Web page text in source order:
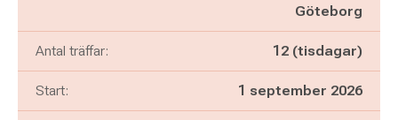
Göteborg
Antal träffar: 12 (tisdagar)
Start: 1 september 2026